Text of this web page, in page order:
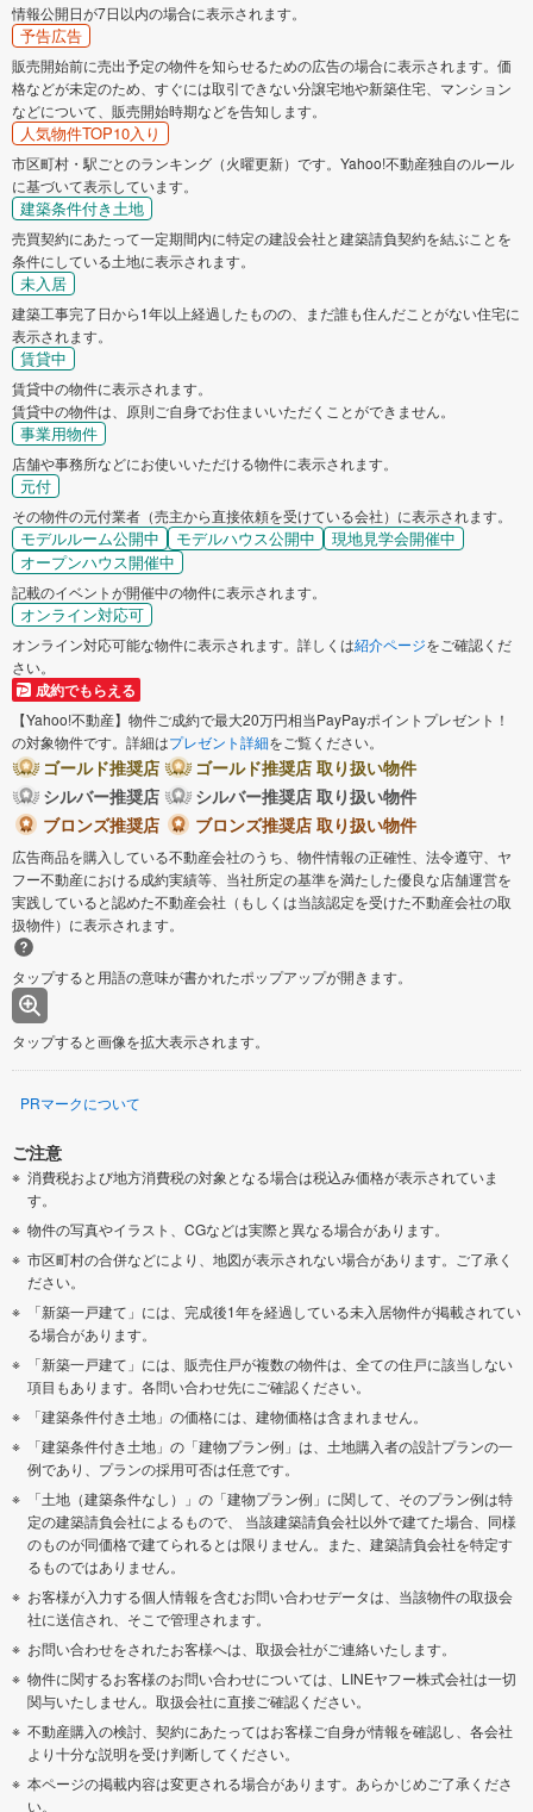
情報公開日が7日以内の場合に表示されます。
予告広告
販売開始前に売出予定の物件を知らせるための広告の場合に表示されます。価
格などが未定のため、すぐには取引できない分譲宅地や新築住宅、マンション
などについて、販売開始時期などを告知します。
人気物件TOP10入り
市区町村・駅ごとのランキング（火曜更新）です。Yahoo!不動産独自のルール
に基づいて表示しています。
建築条件付き土地
売買契約にあたって一定期間内に特定の建設会社と建築請負契約を結ぶことを
条件にしている土地に表示されます。
未入居
建築工事完了日から1年以上経過したものの、まだ誰も住んだことがない住宅に
表示されます。
賃貸中
賃貸中の物件に表示されます。
賃貸中の物件は、原則ご自身でお住まいいただくことができません。
事業用物件
店舗や事務所などにお使いいただける物件に表示されます。
元付
その物件の元付業者（売主から直接依頼を受けている会社）に表示されます。
モデルルーム公開中 モデルハウス公開中
現地見学会開催中
オープンハウス開催中
記載のイベントが開催中の物件に表示されます。
オンライン対応可
オンライン対応可能な物件に表示されます。詳しくは紹介ページをご確認くだ
さい。
成約でもらえる
【Yahoo!不動産】物件ご成約で最大20万円相当PayPayポイントプレゼント！
の対象物件です。詳細はプレゼント詳細をご覧ください。
ゴールド推奨店
ゴールド推奨店 取り扱い物件
シルバー推奨店
シルバー推奨店 取り扱い物件
ブロンズ推奨店
ブロンズ推奨店 取り扱い物件
広告商品を購入している不動産会社のうち、物件情報の正確性、法令遵守、ヤ
フー不動産における成約実績等、当社所定の基準を満たした優良な店舗運営を
実践していると認めた不動産会社（もしくは当該認定を受けた不動産会社の取
扱物件）に表示されます。
タップすると用語の意味が書かれたポップアップが開きます。
タップすると画像を拡大表示されます。
PRマークについて
ご注意
消費税および地方消費税の対象となる場合は税込み価格が表示されていま
す。
物件の写真やイラスト、CGなどは実際と異なる場合があります。
市区町村の合併などにより、地図が表示されない場合があります。ご了承く
ださい。
「新築一戸建て」には、完成後1年を経過している未入居物件が掲載されてい
る場合があります。
「新築一戸建て」には、販売住戸が複数の物件は、全ての住戸に該当しない
項目もあります。各問い合わせ先にご確認ください。
「建築条件付き土地」の価格には、建物価格は含まれません。
「建築条件付き土地」の「建物プラン例」は、土地購入者の設計プランの一
例であり、プランの採用可否は任意です。
「土地（建築条件なし）」の「建物プラン例」に関して、そのプラン例は特
定の建築請負会社によるもので、 当該建築請負会社以外で建てた場合、同様
のものが同価格で建てられるとは限りません。また、建築請負会社を特定す
るものではありません。
お客様が入力する個人情報を含むお問い合わせデータは、当該物件の取扱会
社に送信され、そこで管理されます。
お問い合わせをされたお客様へは、取扱会社がご連絡いたします。
物件に関するお客様のお問い合わせについては、LINEヤフー株式会社は一切
関与いたしません。取扱会社に直接ご確認ください。
不動産購入の検討、契約にあたってはお客様ご自身が情報を確認し、各会社
より十分な説明を受け判断してください。
本ページの掲載内容は変更される場合があります。あらかじめご了承くださ
い。